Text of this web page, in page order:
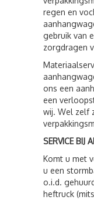
regen en
gebruik van
zorgdragen
ons een
een
wij. Wel zelf
SERVICE BIJ
Komt u met
u een
o.i.d.
heftruck